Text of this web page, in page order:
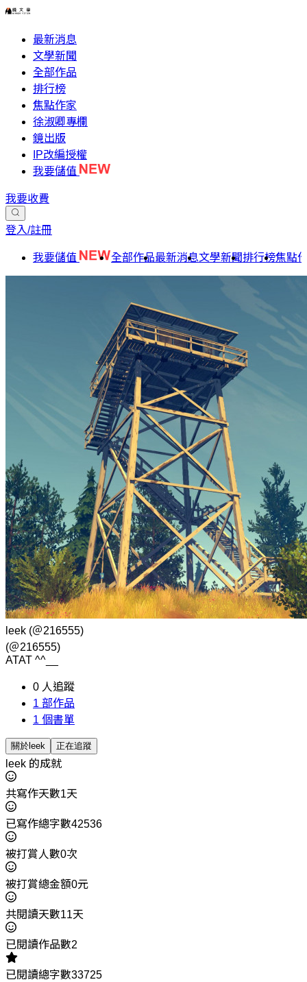
最新消息
文學新聞
全部作品
排行榜
焦點作家
徐淑卿專欄
鏡出版
IP改編授權
我要儲值
我要收費
登入/註冊
我要儲值 全部作品最新消息文學新聞排行榜焦點
leek (＠216555)
(＠216555)
ATAT ^^__
0 人追蹤
1 部作品
1 個書單
關於leek 正在追蹤
leek 的成就
共寫作天數1天
已寫作總字數42536
被打賞人數0次
被打賞總金額0元
共閱讀天數11天
已閱讀作品數2
已閱讀總字數33725